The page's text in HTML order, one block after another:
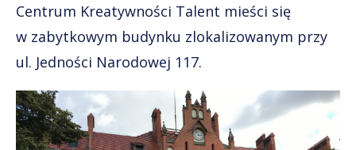
Centrum Kreatywności Talent mieści się
w zabytkowym budynku zlokalizowanym przy
ul. Jedności Narodowej 117.